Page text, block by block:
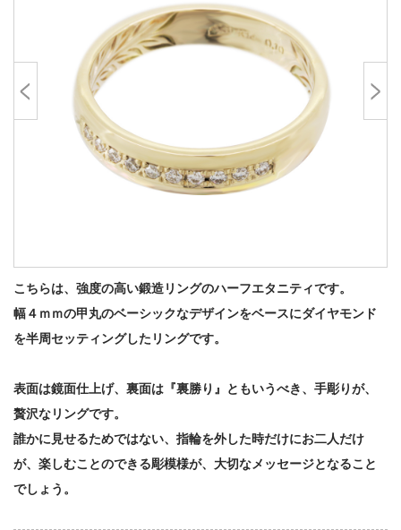
こちらは、強度の高い鍛造リングのハーフエタニティです。
幅４ｍｍの甲丸のベーシックなデザインをベースにダイヤモンド
を半周セッティングしたリングです。
表面は鏡面仕上げ、裏面は『裏勝り』ともいうべき、手彫りが、
贅沢なリングです。
誰かに見せるためではない、指輪を外した時だけにお二人だけ
が、楽しむことのできる彫模様が、大切なメッセージとなること
でしょう。